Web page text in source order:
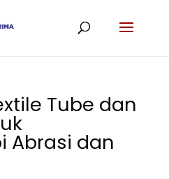
Tube dan
Abrasi dan